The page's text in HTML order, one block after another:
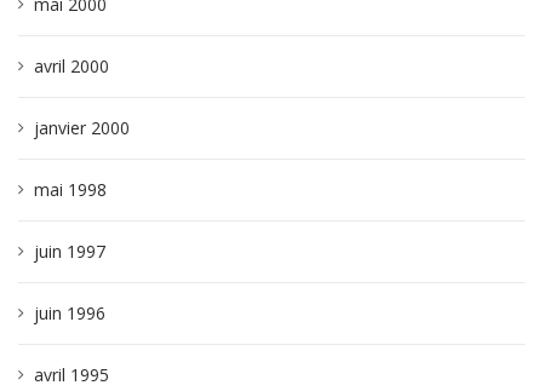
avril 2000
janvier 2000
mai 1998
juin 1997
juin 1996
avril 1995